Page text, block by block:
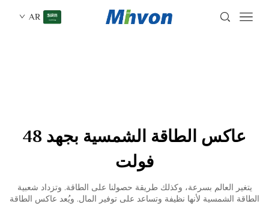
AR
عاكس الطاقة الشمسية بجهد 48
فولت
يتغير العالم بسرعة، وكذلك طريقة حصولنا على الطاقة. وتزداد شعبية
الطاقة الشمسية لأنها نظيفة وتساعد على توفير المال. ويُعد عاكس الطاقة